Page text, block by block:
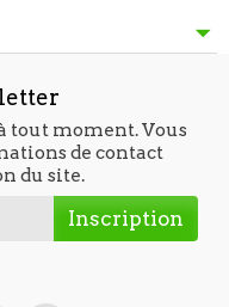
tout moment. Vous
de contact
du site.